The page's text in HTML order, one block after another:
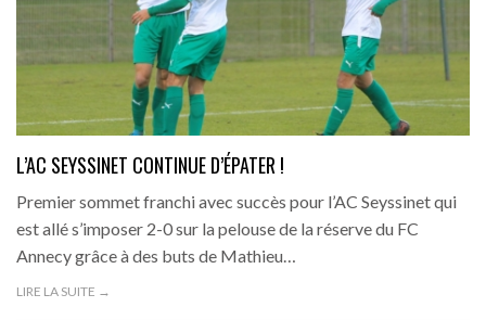
L’AC SEYSSINET CONTINUE D’ÉPATER !
Premier sommet franchi avec succès pour l’AC Seyssinet qui
est allé s’imposer 2-0 sur la pelouse de la réserve du FC
Annecy grâce à des buts de Mathieu…
LIRE LA SUITE →